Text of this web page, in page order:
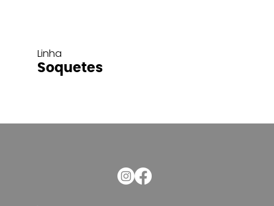
Linha
Soquetes